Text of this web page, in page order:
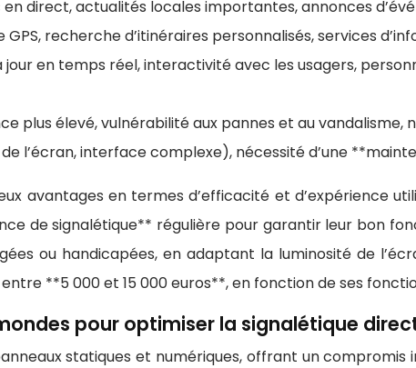
direct, actualités locales importantes, annonces
recherche d’itinéraires personnalisés, services
en temps réel, interactivité avec les usagers,
plus élevé, vulnérabilité aux pannes et au
l’écran, interface complexe), nécessité d’une
avantages en termes d’efficacité et d’expérience
de signalétique** régulière pour garantir leur bon
ou handicapées, en adaptant la luminosité de
**5 000 et 15 000 euros**, en fonction de ses
pour optimiser la signalétique
statiques et numériques, offrant un